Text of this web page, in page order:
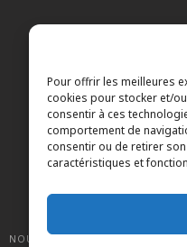
Pour offrir les meilleures
cookies pour stocker et/
consentir à ces
comportement de
consentir ou de retirer
caractéristiques et
NOUS JOINDRE